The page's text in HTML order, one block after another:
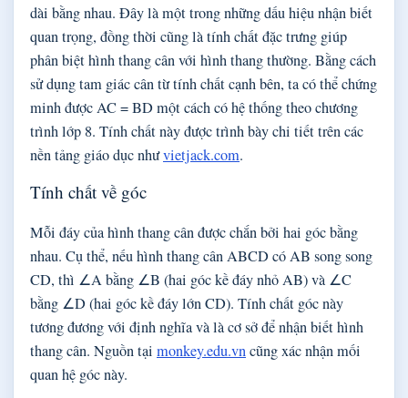
dài bằng nhau. Đây là một trong những dấu hiệu nhận biết
quan trọng, đồng thời cũng là tính chất đặc trưng giúp
phân biệt hình thang cân với hình thang thường. Bằng cách
sử dụng tam giác cân từ tính chất cạnh bên, ta có thể chứng
minh được AC = BD một cách có hệ thống theo chương
trình lớp 8. Tính chất này được trình bày chi tiết trên các
nền tảng giáo dục nhưvietjack.com.
Tính chất về góc
Mỗi đáy của hình thang cân được chắn bởi hai góc bằng
nhau. Cụ thể, nếu hình thang cân ABCD có AB song song
CD, thì ∠A bằng ∠B (hai góc kề đáy nhỏ AB) và ∠C
bằng ∠D (hai góc kề đáy lớn CD). Tính chất góc này
tương đương với định nghĩa và là cơ sở để nhận biết hình
thang cân. Nguồn tại monkey.edu.vncũng xác nhận mối
quan hệ góc này.